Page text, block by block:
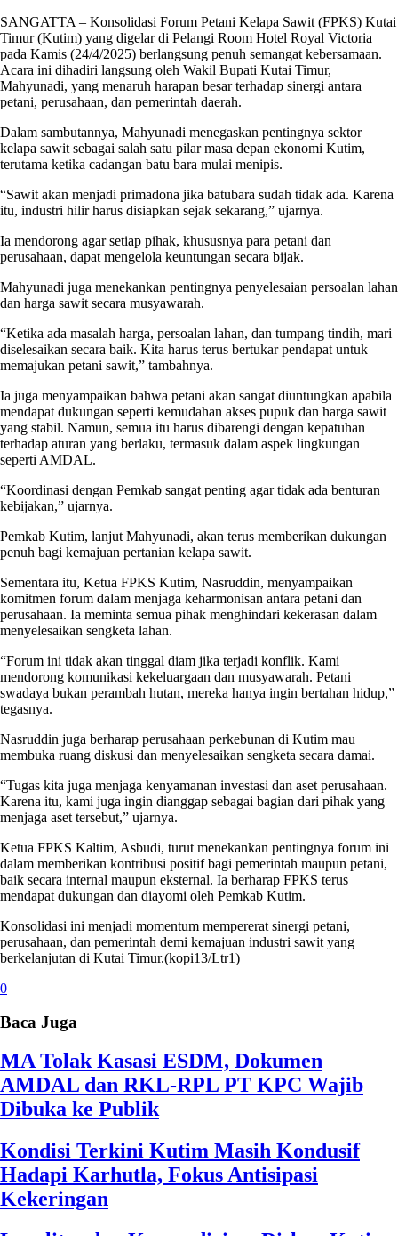
SANGATTA – Konsolidasi Forum Petani Kelapa Sawit (FPKS) Kutai
Timur (Kutim) yang digelar di Pelangi Room Hotel Royal Victoria
pada Kamis (24/4/2025) berlangsung penuh semangat kebersamaan.
Acara ini dihadiri langsung oleh Wakil Bupati Kutai Timur,
Mahyunadi, yang menaruh harapan besar terhadap sinergi antara
petani, perusahaan, dan pemerintah daerah.
Dalam sambutannya, Mahyunadi menegaskan pentingnya sektor
kelapa sawit sebagai salah satu pilar masa depan ekonomi Kutim,
terutama ketika cadangan batu bara mulai menipis.
“Sawit akan menjadi primadona jika batubara sudah tidak ada. Karena
itu, industri hilir harus disiapkan sejak sekarang,” ujarnya.
Ia mendorong agar setiap pihak, khususnya para petani dan
perusahaan, dapat mengelola keuntungan secara bijak.
Mahyunadi juga menekankan pentingnya penyelesaian persoalan lahan
dan harga sawit secara musyawarah.
“Ketika ada masalah harga, persoalan lahan, dan tumpang tindih, mari
diselesaikan secara baik. Kita harus terus bertukar pendapat untuk
memajukan petani sawit,” tambahnya.
Ia juga menyampaikan bahwa petani akan sangat diuntungkan apabila
mendapat dukungan seperti kemudahan akses pupuk dan harga sawit
yang stabil. Namun, semua itu harus dibarengi dengan kepatuhan
terhadap aturan yang berlaku, termasuk dalam aspek lingkungan
seperti AMDAL.
“Koordinasi dengan Pemkab sangat penting agar tidak ada benturan
kebijakan,” ujarnya.
Pemkab Kutim, lanjut Mahyunadi, akan terus memberikan dukungan
penuh bagi kemajuan pertanian kelapa sawit.
Sementara itu, Ketua FPKS Kutim, Nasruddin, menyampaikan
komitmen forum dalam menjaga keharmonisan antara petani dan
perusahaan. Ia meminta semua pihak menghindari kekerasan dalam
menyelesaikan sengketa lahan.
“Forum ini tidak akan tinggal diam jika terjadi konflik. Kami
mendorong komunikasi kekeluargaan dan musyawarah. Petani
swadaya bukan perambah hutan, mereka hanya ingin bertahan hidup,”
tegasnya.
Nasruddin juga berharap perusahaan perkebunan di Kutim mau
membuka ruang diskusi dan menyelesaikan sengketa secara damai.
“Tugas kita juga menjaga kenyamanan investasi dan aset perusahaan.
Karena itu, kami juga ingin dianggap sebagai bagian dari pihak yang
menjaga aset tersebut,” ujarnya.
Ketua FPKS Kaltim, Asbudi, turut menekankan pentingnya forum ini
dalam memberikan kontribusi positif bagi pemerintah maupun petani,
baik secara internal maupun eksternal. Ia berharap FPKS terus
mendapat dukungan dan diayomi oleh Pemkab Kutim.
Konsolidasi ini menjadi momentum mempererat sinergi petani,
perusahaan, dan pemerintah demi kemajuan industri sawit yang
berkelanjutan di Kutai Timur.(kopi13/Ltr1)
0
Baca Juga
MA Tolak Kasasi ESDM, Dokumen
AMDAL dan RKL-RPL PT KPC Wajib
Dibuka ke Publik
Kondisi Terkini Kutim Masih Kondusif
Hadapi Karhutla, Fokus Antisipasi
Kekeringan